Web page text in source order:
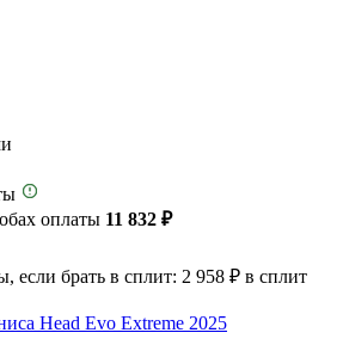
оплаты 11 832 ₽
если брать в сплит: 2 958 ₽ в сплит
Head Evo Extreme 2025